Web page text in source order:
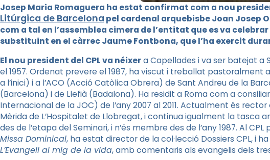
Josep Maria Romaguera ha estat confirmat com a nou
Litúrgica de Barcelona pel cardenal arquebisbe Joan Josep
com a tal en l’assemblea cimera de l’entitat que es va celebrar
substituint en el càrrec Jaume Fontbona, que l’ha exercit
El nou president del CPL va néixera Capellades i va ser batejat a
el 1957. Ordenat prevere el 1987, ha viscut i treballat pastoralment
a l’inici) i a l’ACO (Acció Catòlica Obrera) de Sant Andreu de la
(Barcelona) i de Llefià (Badalona). Ha residit a Roma com a
Internacional de la JOC) de l’any 2007 al 2011. Actualment és
Mèrida de L’Hospitalet de Llobregat, i continua igualment la tasca
des de l’etapa del Seminari, i n’és membre des de l’any 1987. Al
Missa Dominical, ha estat director de la col·lecció Dossiers CPL, i
L’Evangeli al mig de la vida, amb comentaris als evangelis dels